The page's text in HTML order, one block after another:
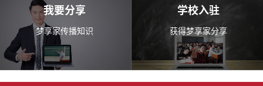
我要分享
梦享家传播知识
学校入驻
获得梦享家分享